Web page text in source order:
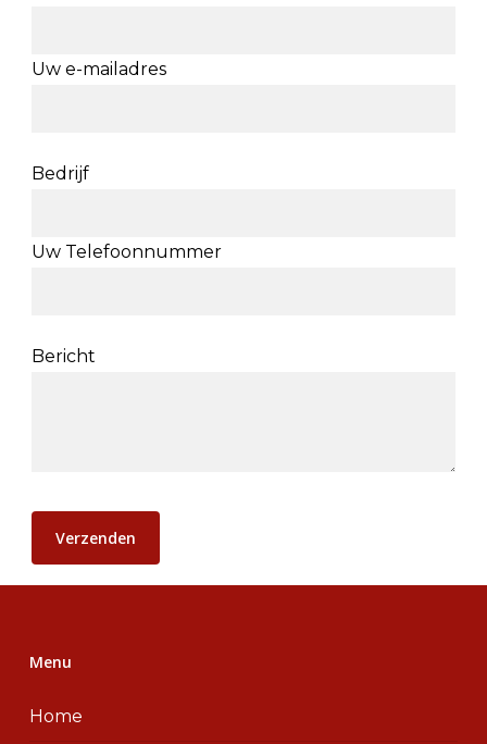
Uw e-mailadres
Bedrijf
Uw Telefoonnummer
Bericht
Menu
Home